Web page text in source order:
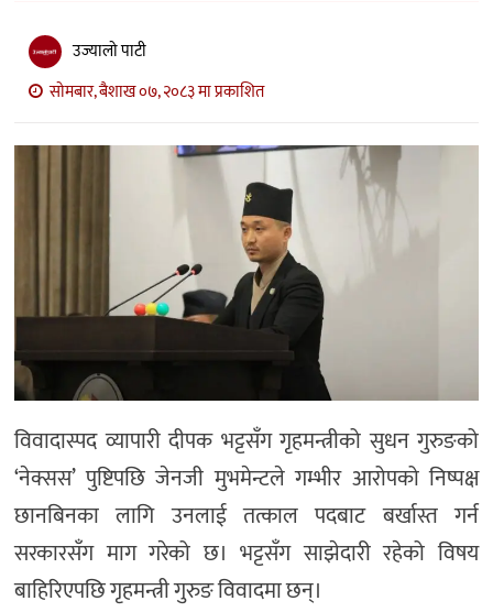
मनोरञ्जन
प्रविधि
उज्यालो पाटी
सोमबार, बैशाख ०७, २०८३ मा प्रकाशित
विवादास्पद व्यापारी दीपक भट्टसँग गृहमन्त्रीको सुधन गुरुङको
‘नेक्सस’ पुष्टिपछि जेनजी मुभमेन्टले गम्भीर आरोपको निष्पक्ष
छानबिनका लागि उनलाई तत्काल पदबाट बर्खास्त गर्न
सरकारसँग माग गरेको छ। भट्टसँग साझेदारी रहेको विषय
बाहिरिएपछि गृहमन्त्री गुरुङ विवादमा छन्।